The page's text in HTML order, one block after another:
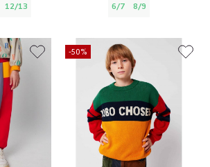
12/13 6/7 8/9
-50%